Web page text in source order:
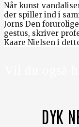
Når kunst
der spiller ind i
Jorns Den
gestus, skriver
Kaare Nielsen i
DYK